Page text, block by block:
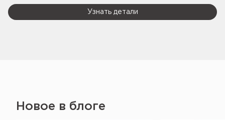
Узнать детали
Новое в блоге